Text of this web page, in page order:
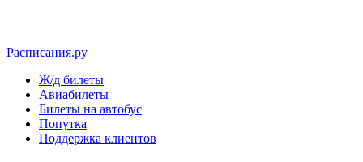
Расписания.ру
Ж/д билеты
Авиабилеты
Билеты на автобус
Попутка
Поддержка клиентов